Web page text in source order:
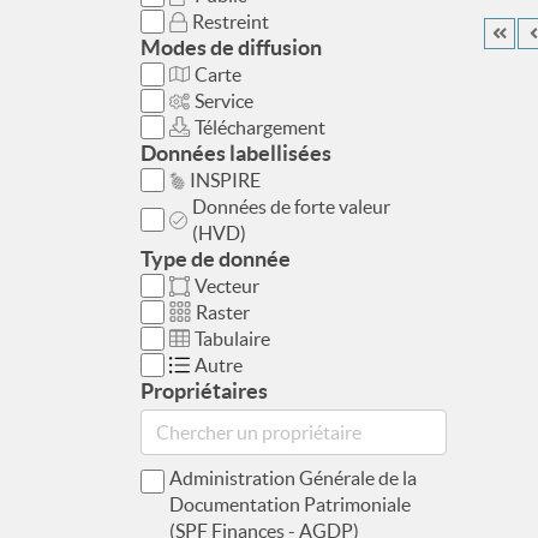
Restreint
Modes de diffusion
Carte
Service
Téléchargement
Données labellisées
INSPIRE
Données de forte valeur
(HVD)
Type de donnée
Vecteur
Raster
Tabulaire
Autre
Propriétaires
Administration Générale de la
Documentation Patrimoniale
(SPF Finances - AGDP)